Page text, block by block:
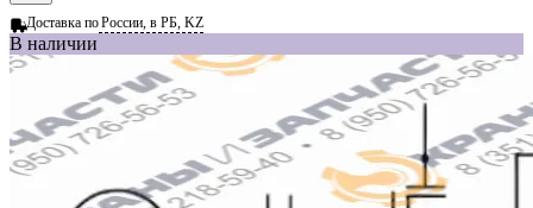
Доставка поРоссии, в РБ, KZ
В наличии